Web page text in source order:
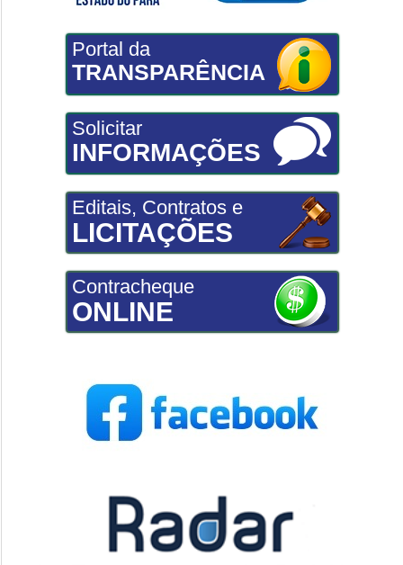
Portal da
TRANSPARÊNCIA
Solicitar
INFORMAÇÕES
Editais, Contratos e
LICITAÇÕES
Contracheque
ONLINE